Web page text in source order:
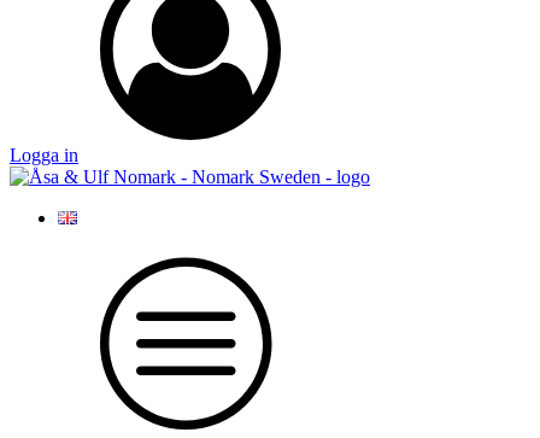
Logga in